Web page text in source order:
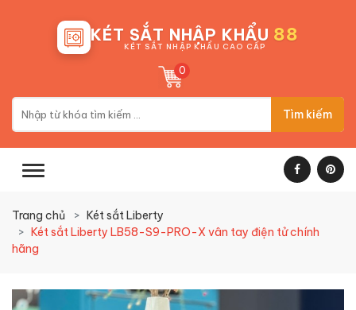
KÉT SẮT NHẬP KHẨU 88
KÉT SẮT NHẬP KHẨU CAO CẤP
0
Tìm kiếm
Trang chủ
Két sắt Liberty
Két sắt Liberty LB58-S9-PRO-X vân tay điện tử chính
hãng